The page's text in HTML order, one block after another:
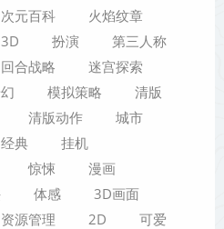
次元百科
火焰纹章
3D 扮演
第三人称
回合战略
迷宫探索
模拟策略
清版
清版动作
城市
经典
挂机
惊悚
漫画
体感
3D画面
资源管理 2D
可爱